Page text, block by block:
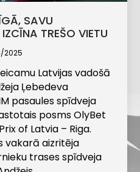
SAVU
TREŠO VIETU
2025
Latvijas vadošā
Ļebedeva
pasaules spīdveja
posms OlyBet
of Latvia – Riga.
vakarā aizritēja
trases spīdveja